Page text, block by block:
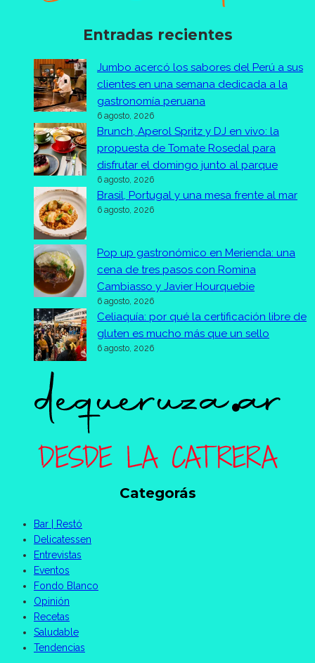
Entradas recientes
Jumbo acercó los sabores del Perú a sus
clientes en una semana dedicada a la
gastronomía peruana
6 agosto, 2026
Brunch, Aperol Spritz y DJ en vivo: la
propuesta de Tomate Rosedal para
disfrutar el domingo junto al parque
6 agosto, 2026
Brasil, Portugal y una mesa frente al mar
6 agosto, 2026
Pop up gastronómico en Merienda: una
cena de tres pasos con Romina
Cambiasso y Javier Hourquebie
6 agosto, 2026
Celiaquía: por qué la certificación libre de
gluten es mucho más que un sello
6 agosto, 2026
Categorás
Bar | Restó
Delicatessen
Entrevistas
Eventos
Fondo Blanco
Opinión
Recetas
Saludable
Tendencias